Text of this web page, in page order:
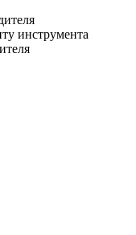
инструмента